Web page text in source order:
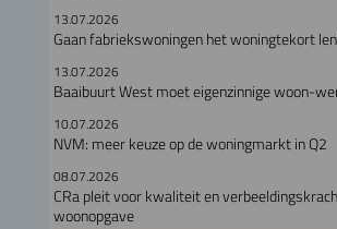
13.07.2026
Gaan fabriekswoningen het woningtekort
13.07.2026
Baaibuurt West moet eigenzinnige woon-
10.07.2026
NVM: meer keuze op de woningmarkt in Q2
08.07.2026
CRa pleit voor kwaliteit en
woonopgave